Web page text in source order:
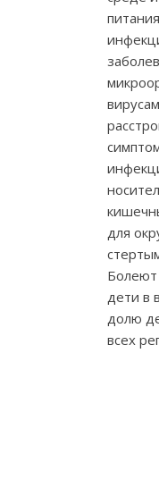
для
Болеют
дети в
долю
всех